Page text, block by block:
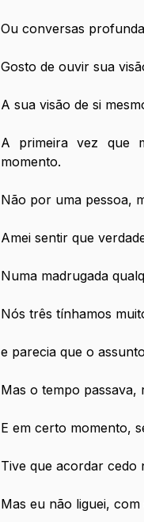
Ou conversas
Gosto de ouvir sua
A sua visão de si
A primeira vez que
momento.
Não por uma pessoa,
Amei sentir que
Numa madrugada
Nós três tínhamos
e parecia que o
Mas o tempo
E em certo momento,
Tive que acordar cedo
Mas eu não liguei,